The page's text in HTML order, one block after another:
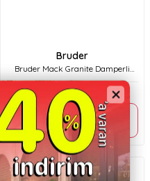
Bruder
Bruder Mack Granite Damperli
Kamyon Br02815
4.899,90TL
Sepette %10 indirim
4.409,91
TL